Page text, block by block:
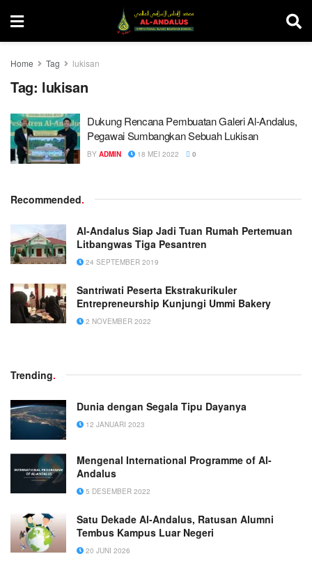
Home Tag lukisan
Tag: lukisan
Dukung Rencana Pembuatan Galeri Al-Andalus,
Pegawai Sumbangkan Sebuah Lukisan
BY ADMIN 18 MEI 2022 0
Recommended.
Al-Andalus Siap Jadi Tuan Rumah Pertemuan
Litbangwas Tiga Pesantren
24 SEPTEMBER 2019
Santriwati Peserta Ekstrakurikuler
Entrepreneurship Kunjungi Ummi Bakery
2 NOVEMBER 2022
Trending.
Dunia dengan Segala Tipu Dayanya
12 JANUARI 2023
Mengenal International Programme of Al-
Andalus
5 DESEMBER 2022
Satu Dekade Al-Andalus, Ratusan Alumni
Tembus Kampus Luar Negeri
20 JUNI 2026